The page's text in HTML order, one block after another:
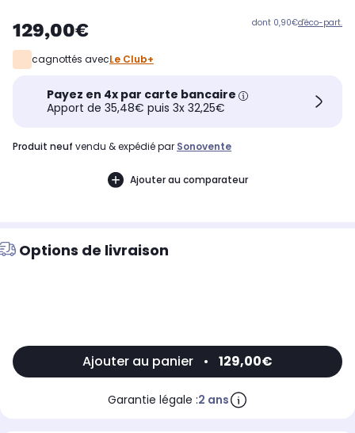
129,00€ dont 0,90€d'éco-part.
cagnottés avecLe Club+
Payez en 4x par carte bancaire
Apport de 35,48€ puis 3x 32,25€
produit neuf vendu & expédié par Sonovente
Ajouter au comparateur
Options de livraison
Ajouter au panier • 129,00€
Garantie légale :2 ans